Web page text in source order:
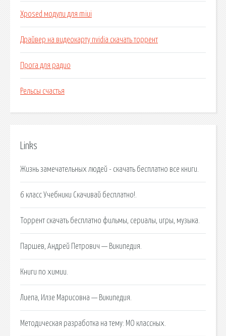
Xposed модули для miui
Драйвер на видеокарту nvidia скачать торрент
Прога для радио
Рельсы счастья
Links
Жизнь замечательных людей - скачать бесплатно все книги.
6 класс Учебники Cкачивай бесплатно!.
Торрент скачать бесплатно фильмы, сериалы, игры, музыка.
Паршев, Андрей Петрович — Википедия.
Книги по химии.
Лиепа, Илзе Марисовна — Википедия.
Методическая разработка на тему: МО классных.